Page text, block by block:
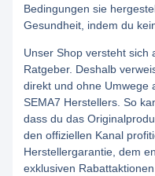
Bedingungen sie
Gesundheit, indem du
Unser Shop versteht sich
Ratgeber. Deshalb
direkt und ohne Umwege
SEMA7 Herstellers. So
dass du das
den offiziellen Kanal
Herstellergarantie, dem
exklusiven